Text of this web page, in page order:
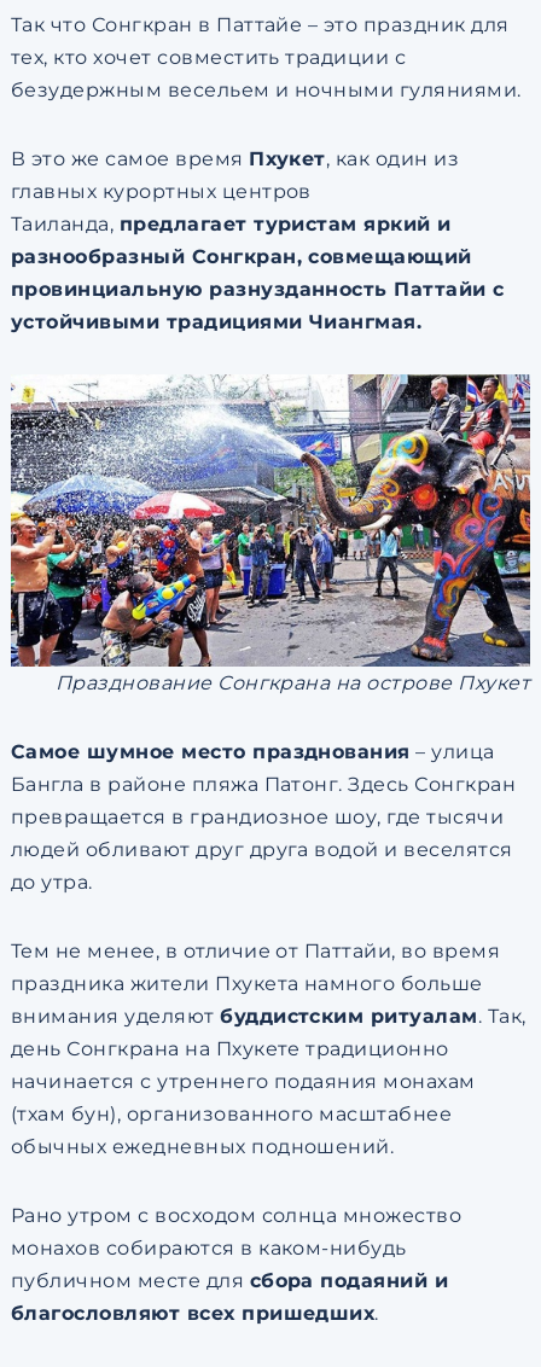
Так что Сонгкран в Паттайе – это праздник для
тех, кто хочет совместить традиции с
безудержным весельем и ночными гуляниями.
В это же самое время Пхукет, как один из
главных курортных центров
Таиланда, предлагает туристам яркий и
разнообразный Сонгкран, совмещающий
провинциальную разнузданность Паттайи с
устойчивыми традициями Чиангмая.
Празднование Сонгкрана на острове Пхукет
Самое шумное место празднования – улица
Бангла в районе пляжа Патонг. Здесь Сонгкран
превращается в грандиозное шоу, где тысячи
людей обливают друг друга водой и веселятся
до утра.
Тем не менее, в отличие от Паттайи, во время
праздника жители Пхукета намного больше
внимания уделяютбуддистским ритуалам. Так,
день Сонгкрана на Пхукете традиционно
начинается с утреннего подаяния монахам
(тхам бун), организованного масштабнее
обычных ежедневных подношений.
Рано утром с восходом солнца множество
монахов собираются в каком-нибудь
публичном месте для сбора подаяний и
благословляют всех пришедших.